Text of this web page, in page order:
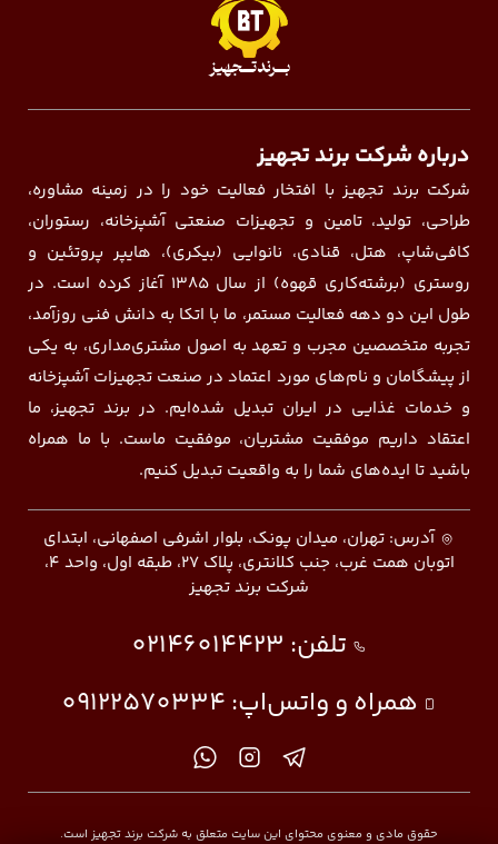
درباره شرکت برند تجهیز
شرکت برند تجهیز با افتخار فعالیت خود را در زمینه مشاوره،
طراحی، تولید، تامین و تجهیزات صنعتی آشپزخانه، رستوران،
کافی‌شاپ، هتل، قنادی، نانوایی (بیکری)، هایپر پروتئین و
روستری (برشته‌کاری قهوه) از سال ۱۳۸۵ آغاز کرده است. در
طول این دو دهه فعالیت مستمر، ما با اتکا به دانش فنی روزآمد،
تجربه متخصصین مجرب و تعهد به اصول مشتری‌مداری، به یکی
از پیشگامان و نام‌های مورد اعتماد در صنعت تجهیزات آشپزخانه
و خدمات غذایی در ایران تبدیل شده‌ایم. در برند تجهیز، ما
اعتقاد داریم موفقیت مشتریان، موفقیت ماست. با ما همراه
باشید تا ایده‌های شما را به واقعیت تبدیل کنیم.
آدرس: تهران، میدان پونک، بلوار اشرفی اصفهانی، ابتدای
اتوبان همت غرب، جنب کلانتری، پلاک ۲۷، طبقه اول، واحد ۴،
شرکت برند تجهیز
تلفن: 02146014423
همراه و واتس‌اپ:09122570334
حقوق مادی و معنوی محتوای این سایت متعلق به شرکت برند تجهیز است.